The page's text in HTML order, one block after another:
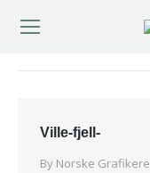
Ville-fjell-
By Norske Grafikere